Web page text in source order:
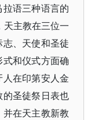
语三种语言的
主教在三位一
、天使和圣徒
和仪式方面确
在印第安人金
圣徒祭日表也
在天主教新教